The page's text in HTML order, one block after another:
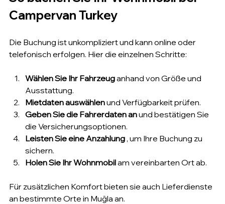
Campervan Turkey
Die Buchung ist unkompliziert und kann online oder
telefonisch erfolgen. Hier die einzelnen Schritte:
Wählen Sie Ihr Fahrzeug anhand von Größe und
Ausstattung.
Mietdaten auswählen und Verfügbarkeit prüfen.
Geben Sie die Fahrerdaten an und bestätigen Sie
die Versicherungsoptionen.
Leisten Sie eine Anzahlung , um Ihre Buchung zu
sichern.
Holen Sie Ihr Wohnmobil am vereinbarten Ort ab.
Für zusätzlichen Komfort bieten sie auch Lieferdienste
an bestimmte Orte in Muğla an.